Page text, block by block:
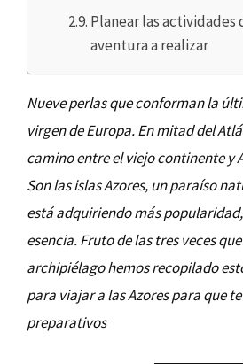
Planear las actividades
aventura a realizar
Nueve perlas que conforman la
virgen de Europa. En mitad del
camino entre el viejo continente y
Son las islas Azores, un paraíso
está adquiriendo más
esencia. Fruto de las tres veces
archipiélago hemos recopilado
para viajar a las Azores para que
preparativos